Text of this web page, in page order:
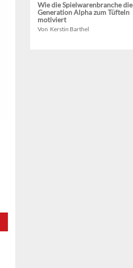
Wie die Spielwarenbranche die
Generation Alpha zum Tüfteln
motiviert
Von Kerstin Barthel